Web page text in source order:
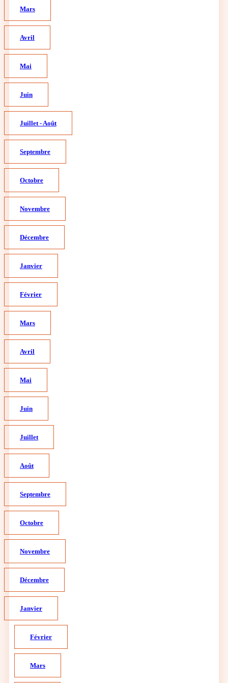
Mars
Avril
Mai
Juin
Juillet - Août
Septembre
Octobre
Novembre
Décembre
Janvier
Février
Mars
Avril
Mai
Juin
Juillet
Août
Septembre
Octobre
Novembre
Décembre
Janvier
Février
Mars